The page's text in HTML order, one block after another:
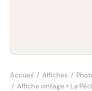
Accueil / Affiches /
/ Affiche vintage « La